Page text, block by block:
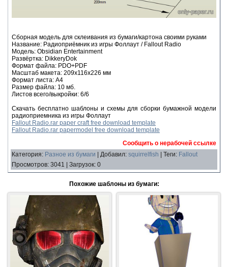
Сборная модель для склеивания из бумаги/картона своими руками
Название: Радиоприёмник из игры Фоллаут / Fallout Radio
Модель: Obsidian Entertainment
Развёртка: DikkeryDok
Формат файла: PDO+PDF
Масштаб макета: 209х116х226 мм
Формат листа: А4
Размер файла: 10 мб.
Листов всего/выкройки: 6/6
Скачать бесплатно шаблоны и схемы для сборки бумажной модели
радиоприемника из игры Фоллаут
Fallout Radio.rar paper craft free download template
Fallout Radio.rar papermodel free download template
Сообщить о нерабочей ссылке
Категория: Разное из бумаги Добавил: squirrelfish Теги: Fallout
Просмотров: 3041 Загрузок: 0
Похожие шаблоны из бумаги: